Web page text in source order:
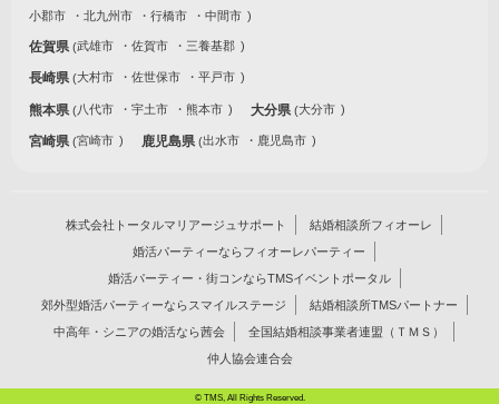
小郡市
北九州市 行橋市 中間市
佐賀県 武雄市 佐賀市 三養基郡
長崎県 大村市 佐世保市 平戸市
熊本県 八代市 宇土市 熊本市 大分県 大分市
宮崎県 宮崎市 鹿児島県 出水市 鹿児島市
株式会社トータルマリアージュサポート
結婚相談所フィオーレ
婚活パーティーならフィオーレパーティー
婚活パーティー・街コンならTMSイベントポータル
郊外型婚活パーティーならスマイルステージ
結婚相談所TMSパートナー
中高年・シニアの婚活なら茜会
全国結婚相談事業者連盟（ＴＭＳ）
仲人協会連合会
© TMS, All Rights Reserved.